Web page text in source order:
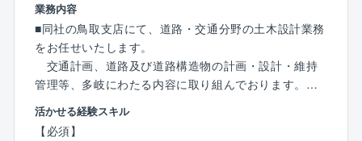
が、特に創業から西日本エリア（中四国～九州）では
多くの実績を有している為、安定して案件獲得をして
います。
■技術士の有資格者や経験豊富な社員が多く、技術力を
評価され、リピート顧客が多い事が同社の特徴です。
■在籍する技術士の多さは、企業の技術力の高さの証明
に繋がる為、業務時間内での時間を確保し、先輩社員
業務内容
■同社の鳥取支店にて、道路・交通分野の土木設計業務
をお任せいたします。
交通計画、道路及び道路構造物の計画・設計・維持
管理等、多岐にわたる内容に取り組んでおります。
【具体的には】
〇道路・交通施設等に関する調査・計画・設計、道路
活かせる経験スキル
【必須】